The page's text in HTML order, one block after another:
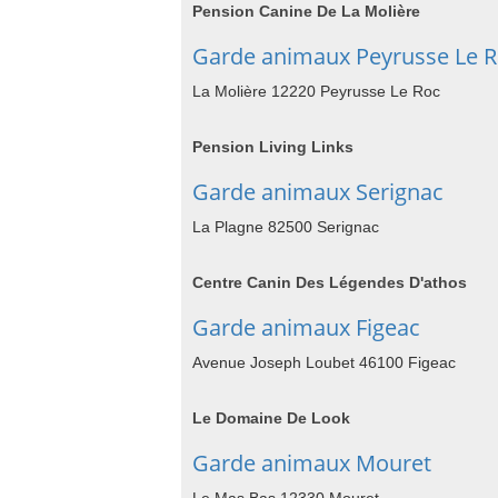
Pension Canine De La Molière
Garde animaux Peyrusse Le
La Molière 12220 Peyrusse Le Roc
Pension Living Links
Garde animaux Serignac
La Plagne 82500 Serignac
Centre Canin Des Légendes D'athos
Garde animaux Figeac
Avenue Joseph Loubet 46100 Figeac
Le Domaine De Look
Garde animaux Mouret